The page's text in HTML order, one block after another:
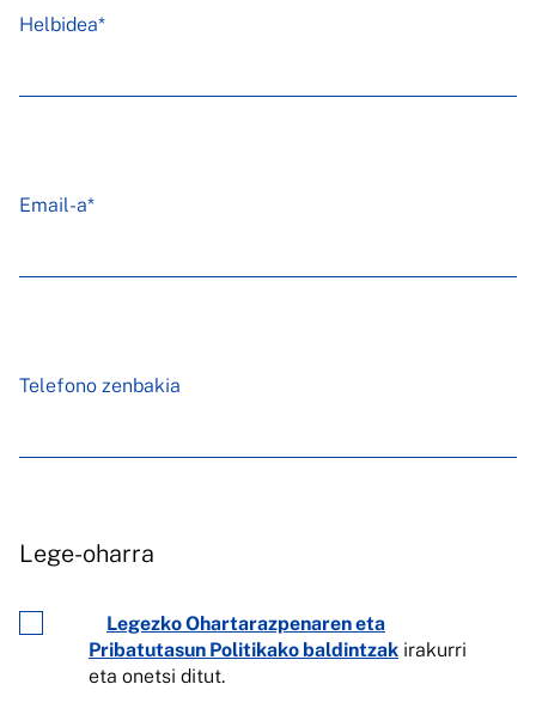
Helbidea*
Email-a*
Telefono zenbakia
Lege-oharra
Legezko Ohartarazpenaren eta
Pribatutasun Politikako baldintzak irakurri
eta onetsi ditut.